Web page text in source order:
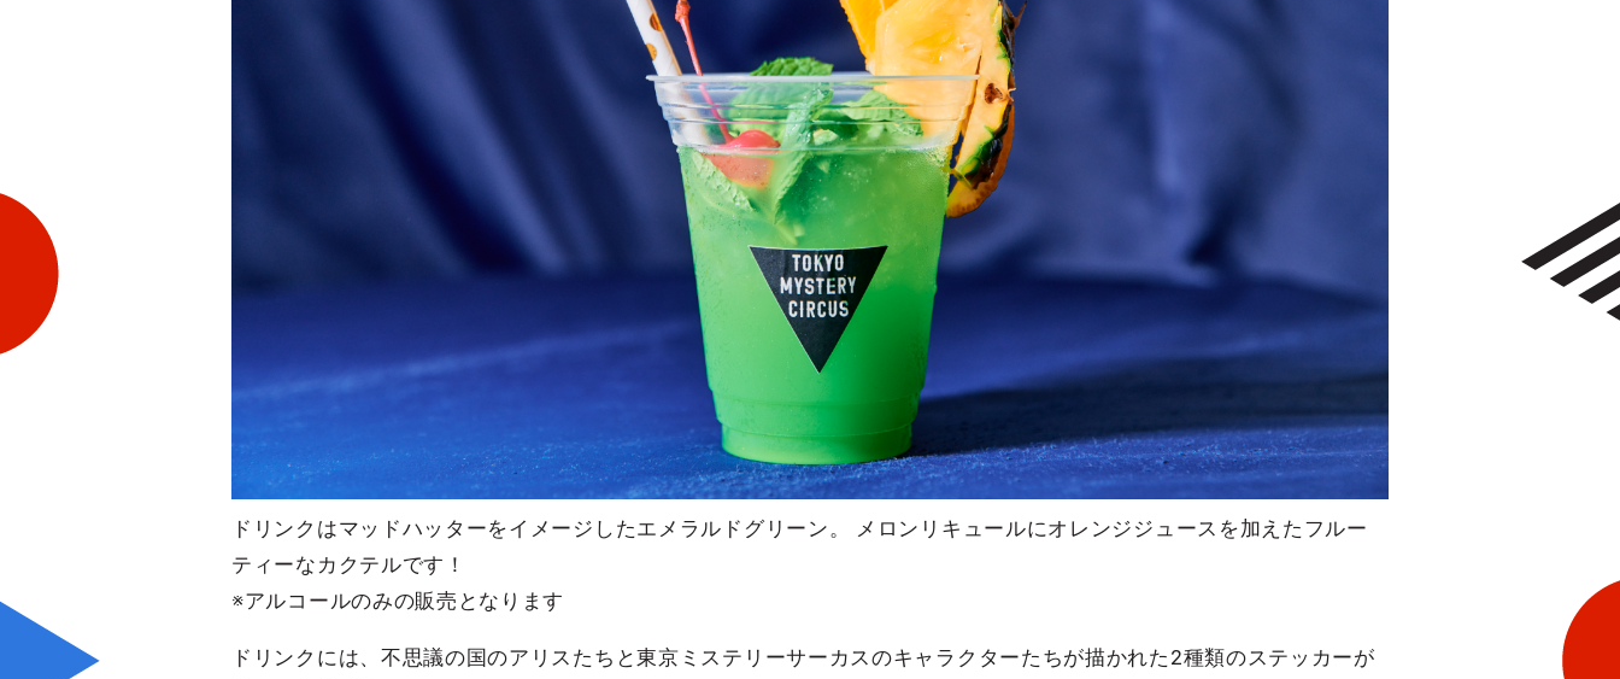
ドリンクはマッドハッターをイメージしたエメラルドグリーン。 メロンリキュールにオレンジジュースを加えたフルー
ティーなカクテルです！
※アルコールのみの販売となります
ドリンクには、不思議の国のアリスたちと東京ミステリーサーカスのキャラクターたちが描かれた2種類のステッカーが